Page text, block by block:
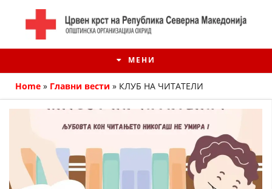
МЕНИ
Home » Главни вести » КЛУБ НА ЧИТАТЕЛИ